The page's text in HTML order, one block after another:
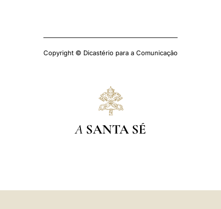
Copyright © Dicastério para a Comunicação
A SANTA SÉ